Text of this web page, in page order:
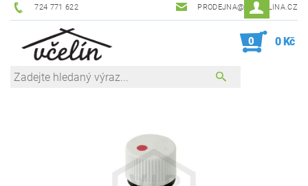
724 771 622 PRODEJNA@ZEVCELINA.CZ
0 0 Kč